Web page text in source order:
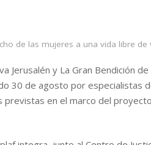
de las mujeres a una vida libre de
Jerusalén y La Gran Bendición
30 de agosto por especialistas
en el marco del